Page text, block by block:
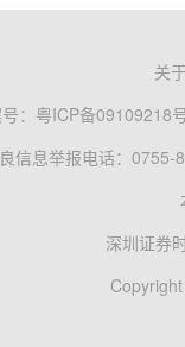
关
： 粤ICP备09109218
信息举报电话：0755-
深圳证券